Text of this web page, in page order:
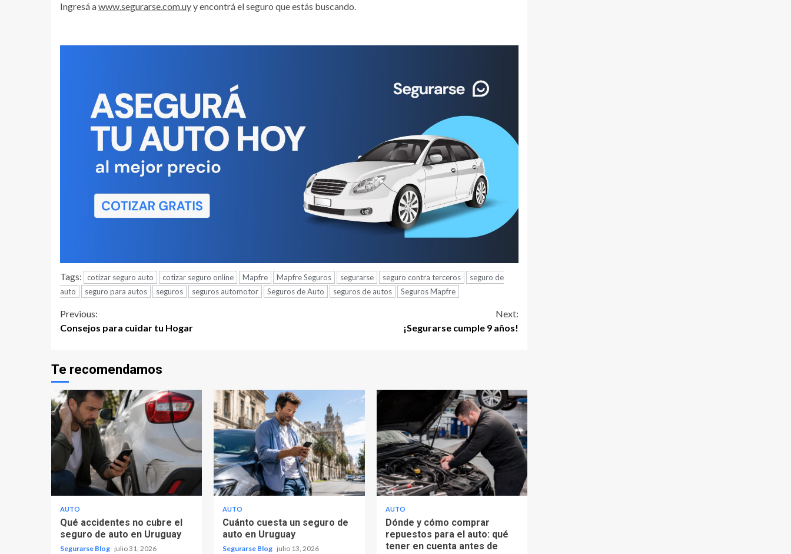
Ingresá awww.segurarse.com.uyy encontrá el seguro que estás buscando.
Tags: cotizar seguro auto cotizar seguro online Mapfre Mapfre Seguros segurarse seguro contra terceros
seguro de
auto
seguro para autos seguros seguros automotor Seguros de Auto seguros de autos Seguros Mapfre
Continue
Previous:
Consejos para cuidar tu Hogar
Next:
¡Segurarse cumple 9 años!
Te recomendamos
AUTO
Qué accidentes no cubre el
seguro de auto en Uruguay
Segurarse Blog julio 31, 2026
AUTO
Cuánto cuesta un seguro de
auto en Uruguay
Segurarse Blog julio 13, 2026
AUTO
Dónde y cómo comprar
repuestos para el auto: qué
tener en cuenta antes de